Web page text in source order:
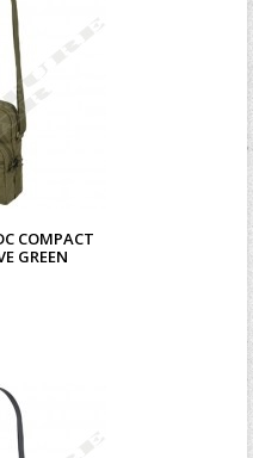
COMPACT
GREEN